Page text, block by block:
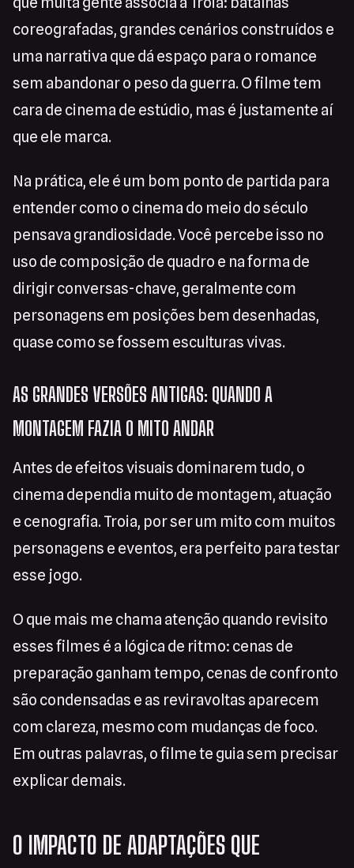
coreografadas, grandes cenários construídos e
uma narrativa que dá espaço para o romance
sem abandonar o peso da guerra. O filme tem
cara de cinema de estúdio, mas é justamente aí
que ele marca.
Na prática, ele é um bom ponto de partida para
entender como o cinema do meio do século
pensava grandiosidade. Você percebe isso no
uso de composição de quadro e na forma de
dirigir conversas-chave, geralmente com
personagens em posições bem desenhadas,
quase como se fossem esculturas vivas.
AS GRANDES VERSÕES ANTIGAS: QUANDO A
MONTAGEM FAZIA O MITO ANDAR
Antes de efeitos visuais dominarem tudo, o
cinema dependia muito de montagem, atuação
e cenografia. Troia, por ser um mito com muitos
personagens e eventos, era perfeito para testar
esse jogo.
O que mais me chama atenção quando revisito
esses filmes é a lógica de ritmo: cenas de
preparação ganham tempo, cenas de confronto
são condensadas e as reviravoltas aparecem
com clareza, mesmo com mudanças de foco.
Em outras palavras, o filme te guia sem precisar
explicar demais.
O IMPACTO DE ADAPTAÇÕES QUE